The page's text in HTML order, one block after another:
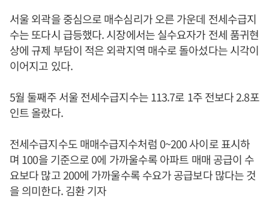
서울 외곽을 중심으로 매수심리가 오른 가운데 전세수급지
수는 또다시 급등했다. 시장에서는 실수요자가 전세 품귀현
상에 규제 부담이 적은 외곽지역 매수로 돌아섰다는 시각이
이어지고 있다.
5월 둘째주 서울 전세수급지수는 113.7로 1주 전보다 2.8포
인트 올랐다.
전세수급지수도 매매수급지수처럼 0~200 사이로 표시하
며 100을 기준으로 0에 가까울수록 아파트 매매 공급이 수
요보다 많고 200에 가까울수록 수요가 공급보다 많다는 것
을 의미한다. 김환 기자